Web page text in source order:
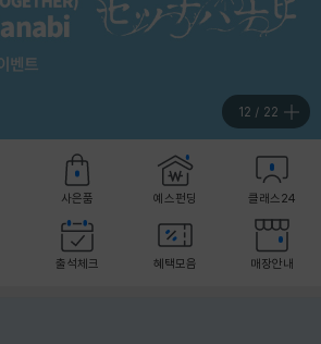
12 / 22
사은품 예스펀딩 클래스24
출석체크 혜택모음 매장안내